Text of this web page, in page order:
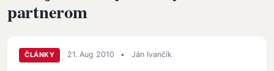
partnerom
ČLÁNKY 21. Aug 2010 • Ján Ivančík